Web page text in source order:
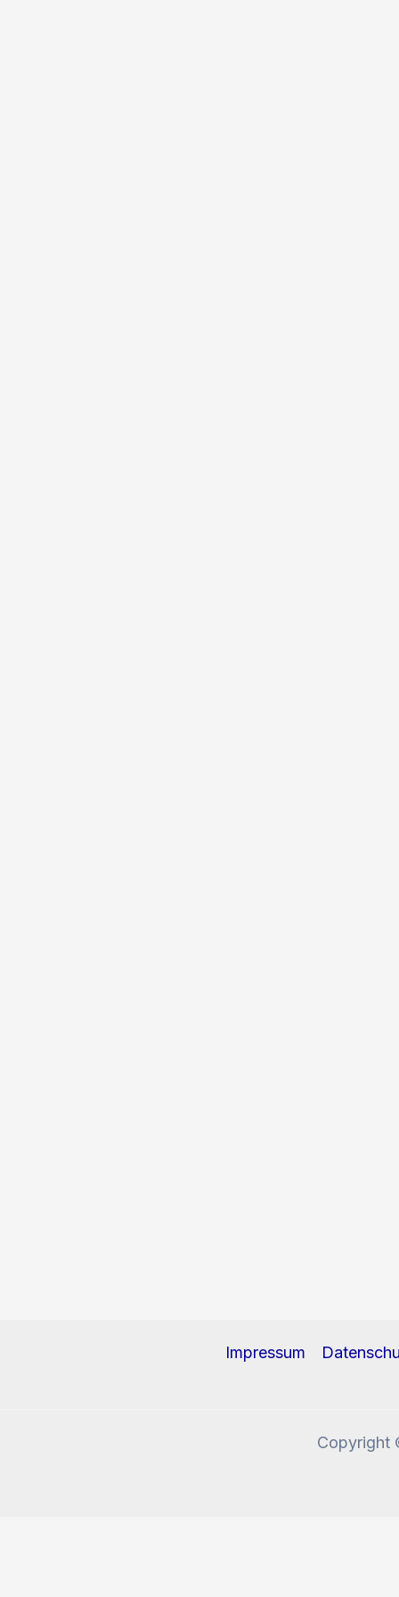
Impressum
Copyright